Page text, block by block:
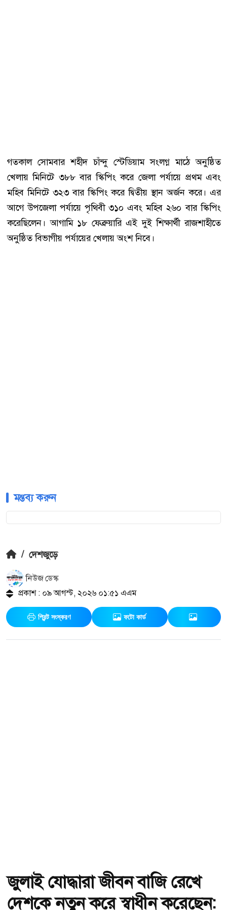
গতকাল সোমবার শহীদ চাঁন্দু স্টেডিয়াম সংলগ্ন মাঠে অনুষ্ঠিত
খেলায় মিনিটে ৩৮৮ বার স্কিপিং করে জেলা পর্যায়ে প্রথম এবং
মহিব মিনিটে ৩২৩ বার স্কিপিং করে দ্বিতীয় স্থান অর্জন করে। এর
আগে উপজেলা পর্যায়ে পৃথিবী ৩১০ এবং মহিব ২৬০ বার স্কিপিং
করেছিলেন। আগামি ১৮ ফেব্রুয়ারি এই দুই শিক্ষার্থী রাজশাহীতে
অনুষ্ঠিত বিভাগীয় পর্যায়ের খেলায় অংশ নিবে।
মন্তব্য করুন
/ দেশজুড়ে
নিউজ ডেস্ক
প্রকাশ : ০৯ আগস্ট, ২০২৬ ০১:৫১ এএম
প্রিন্ট সংস্করণ ফটো কার্ড
জুলাই যোদ্ধারা জীবন বাজি রেখে
দেশকে নতুন করে স্বাধীন করেছেন: